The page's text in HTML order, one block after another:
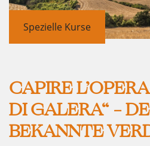
Spezielle Kurse
CAPIRE
DI GALERA“ –
BEKANNTE